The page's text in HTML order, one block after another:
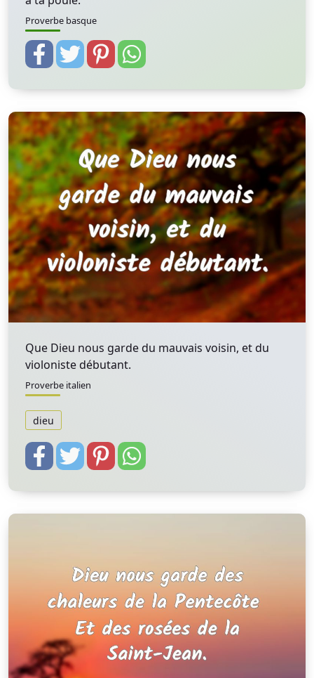
Proverbe basque
Que Dieu nous garde du mauvais voisin, et du
violoniste débutant.
Proverbe italien
dieu